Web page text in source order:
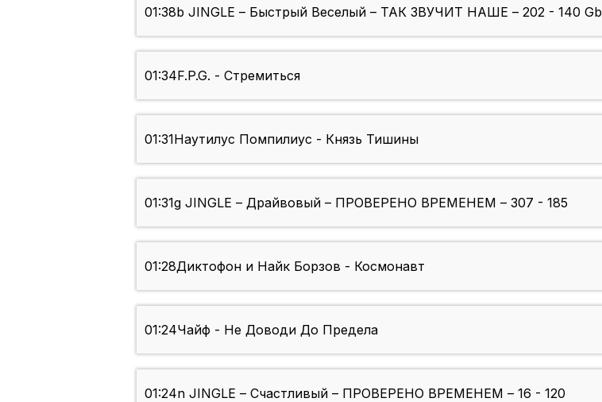
01:38b JINGLE – Быстрый Веселый – ТАК ЗВУЧИТ НАШЕ – 202 - 140 Gb
01:34F.P.G. - Стремиться
01:31Наутилус Помпилиус - Князь Тишины
01:31g JINGLE – Драйвовый – ПРОВЕРЕНО ВРЕМЕНЕМ – 307 - 185
01:28Диктофон и Найк Борзов - Космонавт
01:24Чайф - Не Доводи До Предела
01:24n JINGLE – Счастливый – ПРОВЕРЕНО ВРЕМЕНЕМ – 16 - 120